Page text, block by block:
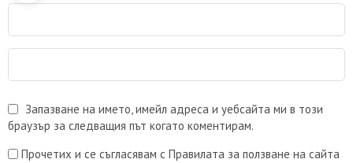
Запазване на името, имейл адреса и уебсайта ми в този
браузър за следващия път когато коментирам.
Прочетих и се съгласявам с Правилата за ползване на сайта